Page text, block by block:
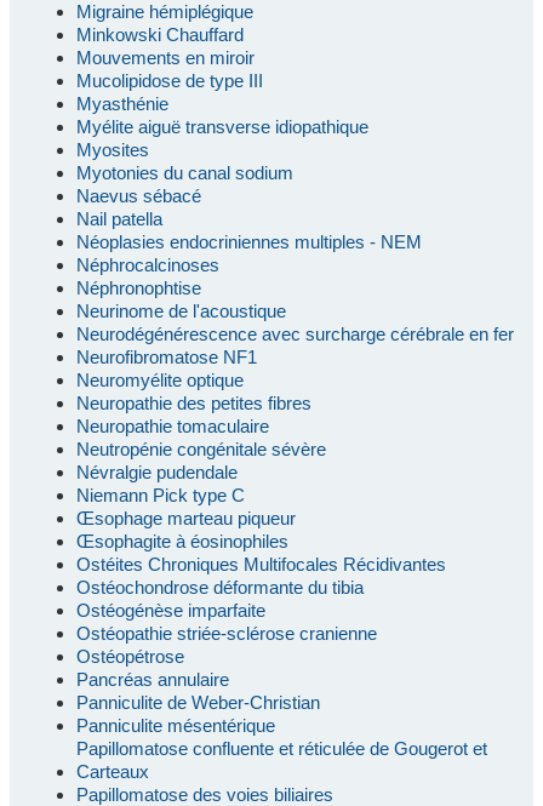
Migraine hémiplégique
Minkowski Chauffard
Mouvements en miroir
Mucolipidose de type III
Myasthénie
Myélite aiguë transverse idiopathique
Myosites
Myotonies du canal sodium
Naevus sébacé
Nail patella
Néoplasies endocriniennes multiples - NEM
Néphrocalcinoses
Néphronophtise
Neurinome de l'acoustique
Neurodégénérescence avec surcharge cérébrale en fer
Neurofibromatose NF1
Neuromyélite optique
Neuropathie des petites fibres
Neuropathie tomaculaire
Neutropénie congénitale sévère
Névralgie pudendale
Niemann Pick type C
Œsophage marteau piqueur
Œsophagite à éosinophiles
Ostéites Chroniques Multifocales Récidivantes
Ostéochondrose déformante du tibia
Ostéogénèse imparfaite
Ostéopathie striée-sclérose cranienne
Ostéopétrose
Pancréas annulaire
Panniculite de Weber-Christian
Panniculite mésentérique
Papillomatose confluente et réticulée de Gougerot et
Carteaux
Papillomatose des voies biliaires